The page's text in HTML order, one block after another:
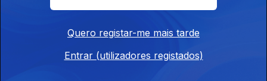
15 dez. 2021
Quero registar-me mais tarde
Entrar (utilizadores registados)